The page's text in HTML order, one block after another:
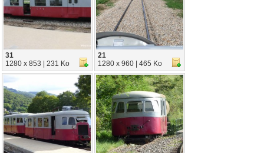
31
1280 x 853 | 231 Ko
21
1280 x 960 | 465 Ko